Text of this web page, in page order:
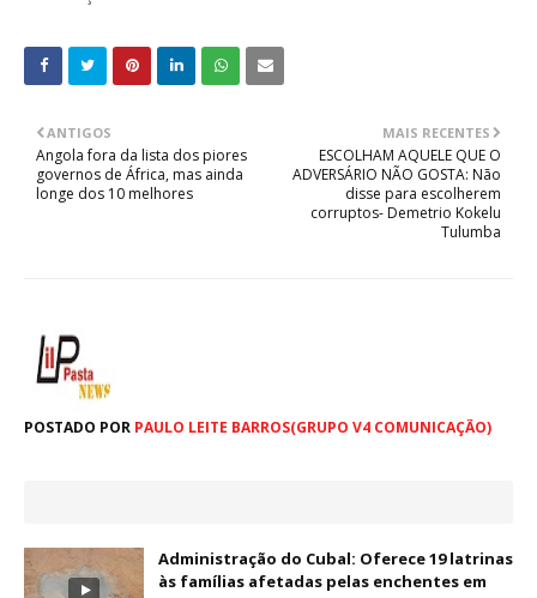
MAIS RECENTES
ESCOLHAM AQUELE QUE O
ADVERSÁRIO NÃO GOSTA: Não
disse para escolherem
corruptos- Demetrio Kokelu
Tulumba
ANTIGOS
Angola fora da lista dos piores
governos de África, mas ainda
longe dos 10 melhores
POSTADO POR PAULO LEITE BARROS(GRUPO V4 COMUNICAÇÃO)
Administração do Cubal: Oferece 19 latrinas
às famílias afetadas pelas enchentes em